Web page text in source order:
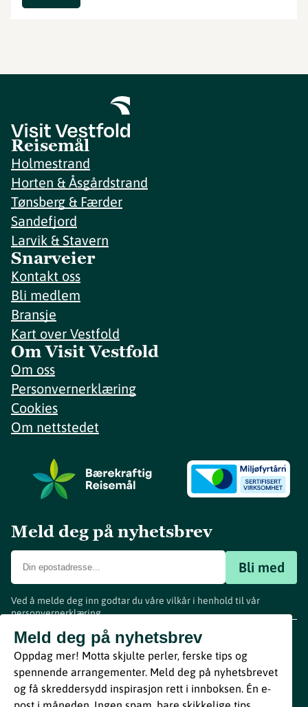
Reisemål
Holmestrand
Horten & Åsgårdstrand
Tønsberg & Færder
Sandefjord
Larvik & Stavern
Snarveier
Kontakt oss
Bli medlem
Bransje
Kart over Vestfold
Om Visit Vestfold
Om oss
Personvernerklæring
Cookies
Om nettstedet
Meld deg på nyhetsbrev
Bli med
Ved å melde deg inn godtar du våre vilkår i henhold til vår
personvernerklæring.
Meld deg på nyhetsbrev
Oppdag mer! Motta skjulte perler, ferske tips og
spennende arrangementer. Meld deg på nyhetsbrevet
og få skreddersydd inspirasjon rett i innboksen. Én e-
www.visitvestfold.com
Turistinformasjon
Vestfold Fylkeskommune
ByBreakfast